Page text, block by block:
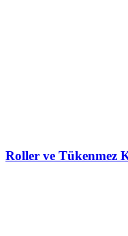
Roller ve Tükenmez